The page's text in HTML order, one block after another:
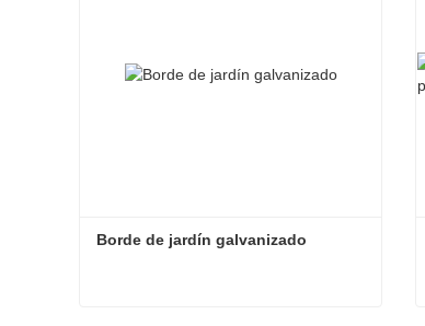
Borde de jardín galvanizado